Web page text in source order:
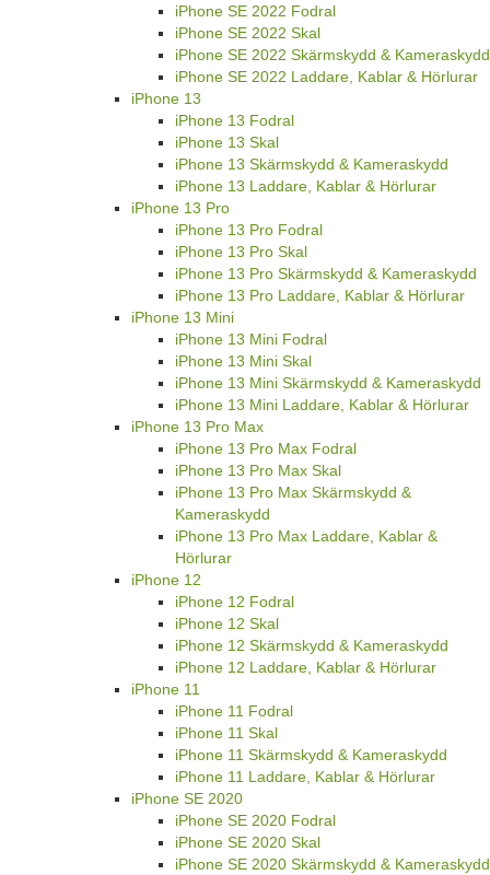
iPhone SE 2022 Fodral
iPhone SE 2022 Skal
iPhone SE 2022 Skärmskydd & Kameraskydd
iPhone SE 2022 Laddare, Kablar & Hörlurar
iPhone 13
iPhone 13 Fodral
iPhone 13 Skal
iPhone 13 Skärmskydd & Kameraskydd
iPhone 13 Laddare, Kablar & Hörlurar
iPhone 13 Pro
iPhone 13 Pro Fodral
iPhone 13 Pro Skal
iPhone 13 Pro Skärmskydd & Kameraskydd
iPhone 13 Pro Laddare, Kablar & Hörlurar
iPhone 13 Mini
iPhone 13 Mini Fodral
iPhone 13 Mini Skal
iPhone 13 Mini Skärmskydd & Kameraskydd
iPhone 13 Mini Laddare, Kablar & Hörlurar
iPhone 13 Pro Max
iPhone 13 Pro Max Fodral
iPhone 13 Pro Max Skal
iPhone 13 Pro Max Skärmskydd &
Kameraskydd
iPhone 13 Pro Max Laddare, Kablar &
Hörlurar
iPhone 12
iPhone 12 Fodral
iPhone 12 Skal
iPhone 12 Skärmskydd & Kameraskydd
iPhone 12 Laddare, Kablar & Hörlurar
iPhone 11
iPhone 11 Fodral
iPhone 11 Skal
iPhone 11 Skärmskydd & Kameraskydd
iPhone 11 Laddare, Kablar & Hörlurar
iPhone SE 2020
iPhone SE 2020 Fodral
iPhone SE 2020 Skal
iPhone SE 2020 Skärmskydd & Kameraskydd